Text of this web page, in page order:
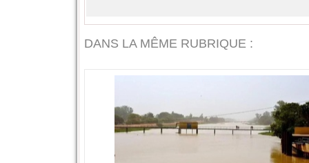
DANS LA MÊME RUBRIQUE :